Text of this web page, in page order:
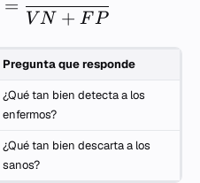
=
V N + F P
Pregunta que responde
¿Qué tan bien detecta a los
enfermos?
¿Qué tan bien descarta a los
sanos?